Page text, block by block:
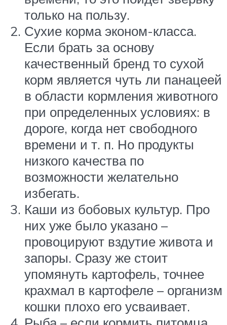
только на пользу.
Сухие корма эконом-класса.
Если брать за основу
качественный бренд то сухой
корм является чуть ли панацеей
в области кормления животного
при определенных условиях: в
дороге, когда нет свободного
времени и т. п. Но продукты
низкого качества по
возможности желательно
избегать.
Каши из бобовых культур. Про
них уже было указано –
провоцируют вздутие живота и
запоры. Сразу же стоит
упомянуть картофель, точнее
крахмал в картофеле – организм
кошки плохо его усваивает.